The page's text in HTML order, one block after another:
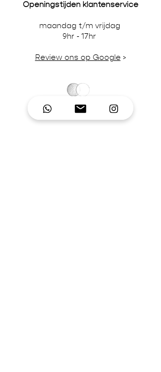
Openingstijden klantenservice
maandag t/m vrijdag
9hr - 17hr
Review ons op Google >